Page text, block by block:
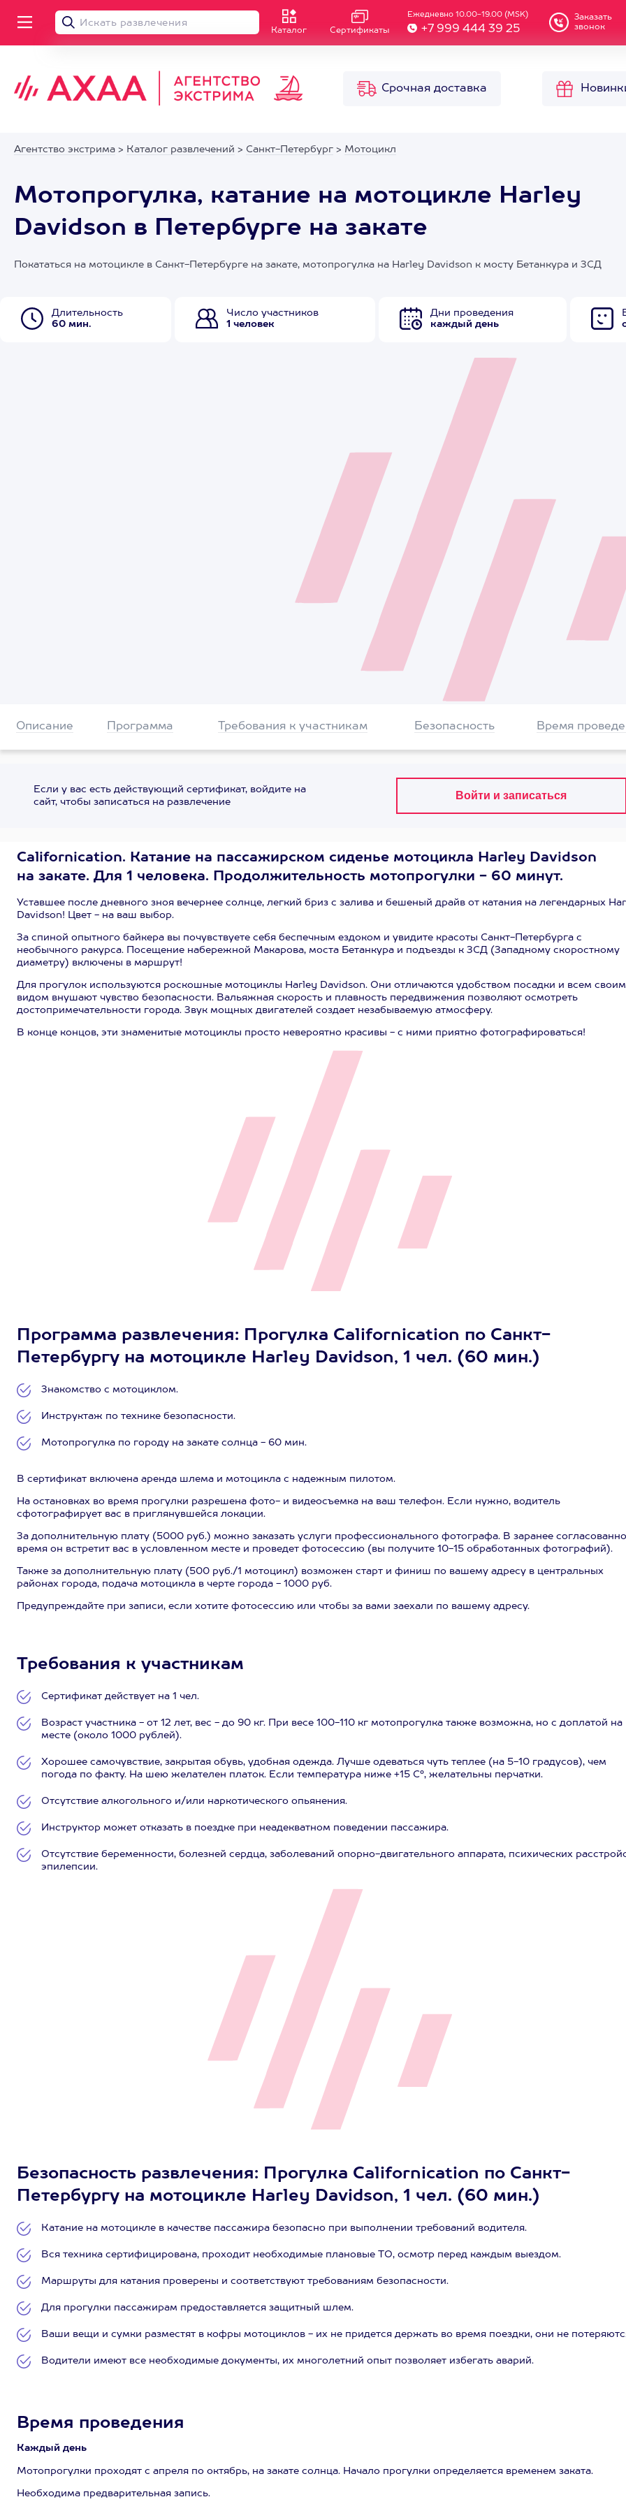
Каталог Сертификаты
Ежедневно 10.00-19.00 (MSK)
+7 999 444 39 25
Заказать
звонок
Срочная доставка
Агентство экстрима > Каталог развлечений > Санкт-Петербург > Мотоцикл
Мотопрогулка, катание на мотоцикле Harley
Davidson в Петербурге на закате
Покататься на мотоцикле в Санкт-Петербурге на закате, мотопрогулка на Harley Davidson к мосту Бетанкура и ЗСД
Длительность
60 мин.
Число участников
1 человек
Дни проведения
каждый день
Описание Программа Требования к участникам Безопасность Время
Если у вас есть действующий сертификат, войдите на
сайт, чтобы записаться на развлечение
Сalifornication. Катание на пассажирском сиденье мотоцикла Harley Davidson
на закате. Для 1 человека. Продолжительность мотопрогулки - 60 минут.
Уставшее после дневного зноя вечернее солнце, легкий бриз с залива и бешеный драйв от катания на легендарных
Davidson! Цвет - на ваш выбор.
За спиной опытного байкера вы почувствуете себя беспечным ездоком и увидите красоты Санкт-Петербурга с
необычного ракурса. Посещение набережной Макарова, моста Бетанкура и подъезды к ЗСД (Западному скоростному
диаметру) включены в маршрут!
Для прогулок используются роскошные мотоциклы Harley Davidson. Они отличаются удобством посадки и всем своим
видом внушают чувство безопасности. Вальяжная скорость и плавность передвижения позволяют осмотреть
достопримечательности города. Звук мощных двигателей создает незабываемую атмосферу.
В конце концов, эти знаменитые мотоциклы просто невероятно красивы - с ними приятно фотографироваться!
Программа развлечения: Прогулка Сalifornication по Санкт-
Петербургу на мотоцикле Harley Davidson, 1 чел. (60 мин.)
Знакомство с мотоциклом.
Инструктаж по технике безопасности.
Мотопрогулка по городу на закате солнца - 60 мин.
В сертификат включена аренда шлема и мотоцикла с надежным пилотом.
На остановках во время прогулки разрешена фото- и видеосъемка на ваш телефон. Если нужно, водитель
сфотографирует вас в приглянувшейся локации.
За дополнительную плату (5000 руб.) можно заказать услуги профессионального фотографа. В заранее
время он встретит вас в условленном месте и проведет фотосессию (вы получите 10-15 обработанных фотографий).
Также за дополнительную плату (500 руб./1 мотоцикл) возможен старт и финиш по вашему адресу в центральных
районах города, подача мотоцикла в черте города - 1000 руб.
Предупреждайте при записи, если хотите фотосессию или чтобы за вами заехали по вашему адресу.
Требования к участникам
Сертификат действует на 1 чел.
Возраст участника - от 12 лет, вес - до 90 кг. При весе 100-110 кг мотопрогулка также возможна, но с доплатой на
месте (около 1000 рублей).
Хорошее самочувствие, закрытая обувь, удобная одежда. Лучше одеваться чуть теплее (на 5-10 градусов), чем
погода по факту. На шею желателен платок. Если температура ниже +15 С°, желательны перчатки.
Отсутствие алкогольного и/или наркотического опьянения.
Инструктор может отказать в поездке при неадекватном поведении пассажира.
Отсутствие беременности, болезней сердца, заболеваний опорно-двигательного аппарата, психических
эпилепсии.
Безопасность развлечения: Прогулка Сalifornication по Санкт-
Петербургу на мотоцикле Harley Davidson, 1 чел. (60 мин.)
Катание на мотоцикле в качестве пассажира безопасно при выполнении требований водителя.
Вся техника сертифицирована, проходит необходимые плановые ТО, осмотр перед каждым выездом.
Маршруты для катания проверены и соответствуют требованиям безопасности.
Для прогулки пассажирам предоставляется защитный шлем.
Ваши вещи и сумки разместят в кофры мотоциклов - их не придется держать во время поездки, они не
Водители имеют все необходимые документы, их многолетний опыт позволяет избегать аварий.
Время проведения
Каждый день
Мотопрогулки проходят с апреля по октябрь, на закате солнца. Начало прогулки определяется временем заката.
Необходима предварительная запись.